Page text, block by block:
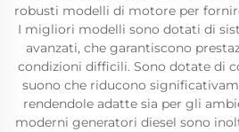
robusti modelli di motore per
I migliori modelli sono dotati di
avanzati, che garantiscono
condizioni difficili. Sono dotate di
suono che riducono
rendendole adatte sia per gli
moderni generatori diesel sono